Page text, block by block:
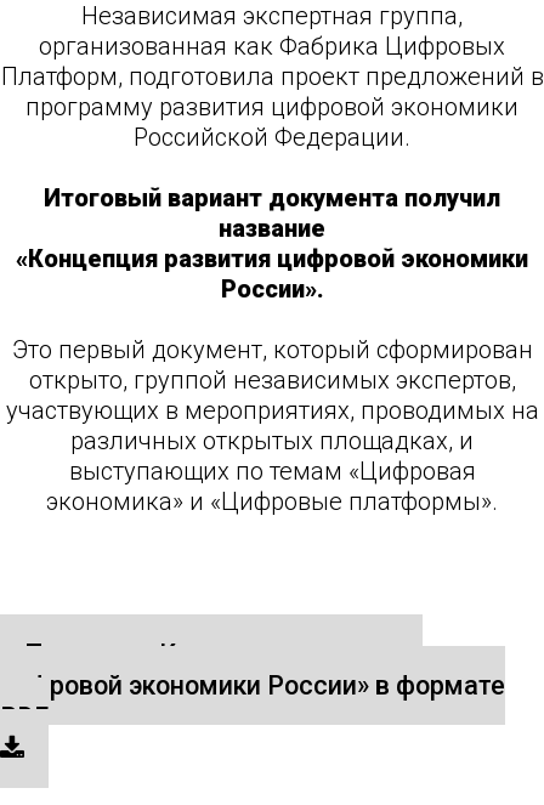
Независимая экспертная группа,
организованная как Фабрика Цифровых
Платформ, подготовила проект предложений в
программу развития цифровой экономики
Российской Федерации.
Итоговый вариант документа получил
название
«Концепция развития цифровой экономики
России».
Это первый документ, который сформирован
открыто, группой независимых экспертов,
участвующих в мероприятиях, проводимых на
различных открытых площадках, и
выступающих по темам «Цифровая
экономика» и «Цифровые платформы».
Получить «Концепцию развития
цифровой экономики России» в формате
PDF